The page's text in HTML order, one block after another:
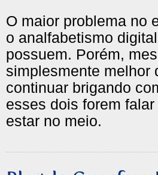
O maior problema no
o analfabetismo
possuem. Porém,
simplesmente melhor
continuar brigando
esses dois forem
estar no meio.